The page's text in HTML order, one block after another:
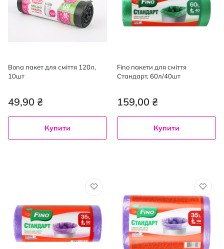
Bona пакет для сміття 120л,
10шт
49,90 ₴
Купити
Fino пакети для сміття
Стандарт, 60л/40шт
159,00 ₴
Купити